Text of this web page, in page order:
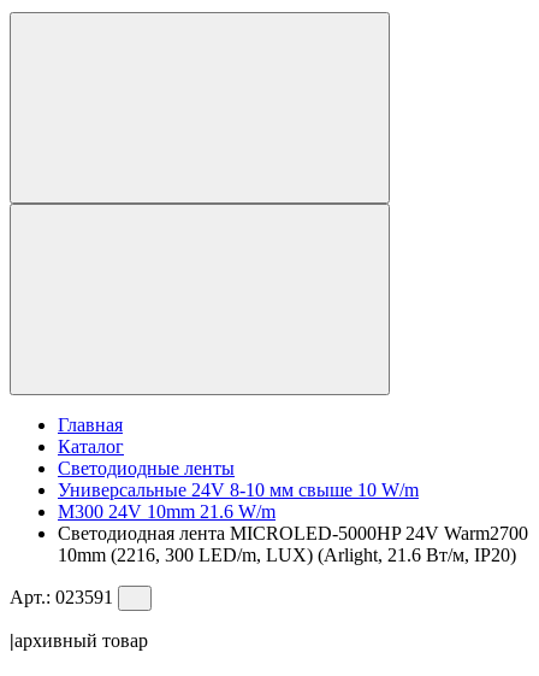
Главная
Каталог
Светодиодные ленты
Универсальные 24V 8-10 мм свыше 10 W/m
M300 24V 10mm 21.6 W/m
Светодиодная лента MICROLED-5000HP 24V Warm2700
10mm (2216, 300 LED/m, LUX) (Arlight, 21.6 Вт/м, IP20)
Арт.: 023591
|архивный товар